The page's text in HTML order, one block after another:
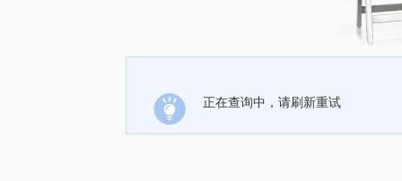
正在查询中，请刷新重试